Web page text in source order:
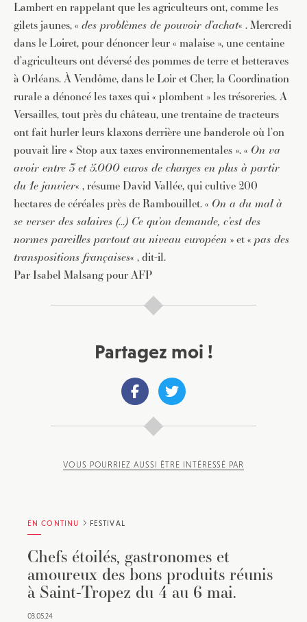
Lambert en rappelant que les agriculteurs ont, comme les
gilets jaunes, « des problèmes de pouvoir d’achat« . Mercredi
dans le Loiret, pour dénoncer leur « malaise », une centaine
d’agriculteurs ont déversé des pommes de terre et betteraves
à Orléans. À Vendôme, dans le Loir et Cher, la Coordination
rurale a dénoncé les taxes qui « plombent » les trésoreries. A
Versailles, tout près du château, une trentaine de tracteurs
ont fait hurler leurs klaxons derrière une banderole où l’on
pouvait lire « Stop aux taxes environnementales ». « On va
avoir entre 3 et 5.000 euros de charges en plus à partir
du 1e janvier« , résume David Vallée, qui cultive 200
hectares de céréales près de Rambouillet. « On a du mal à
se verser des salaires (…) Ce qu’on demande, c’est des
normes pareilles partout au niveau européen » et « pas des
transpositions françaises« , dit-il.
Par Isabel Malsang pour AFP
Partagez moi !
VOUS POURRIEZ AUSSI ÊTRE INTÉRESSÉ PAR
EN CONTINU FESTIVAL
Chefs étoilés, gastronomes et
amoureux des bons produits réunis
à Saint-Tropez du 4 au 6 mai.
03.05.24
JE M'INSCRIS À LA NEWSLETTER
Pour recevoir toutes les deux semaines notre lettre
d’info avec une sélection d’articles …